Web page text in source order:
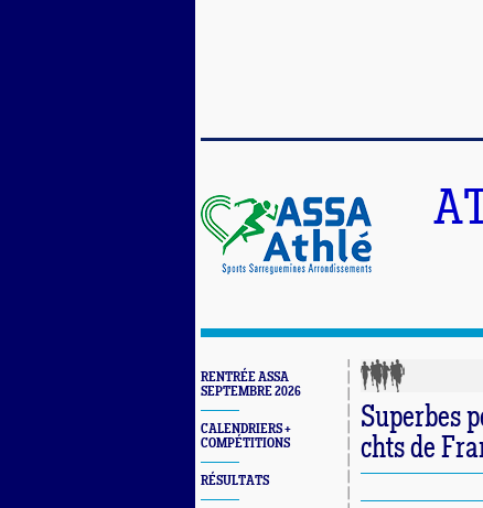
RENTRÉE ASSA
SEPTEMBRE 2026
CALENDRIERS +
COMPÉTITIONS
RÉSULTATS
Superbes
chts de